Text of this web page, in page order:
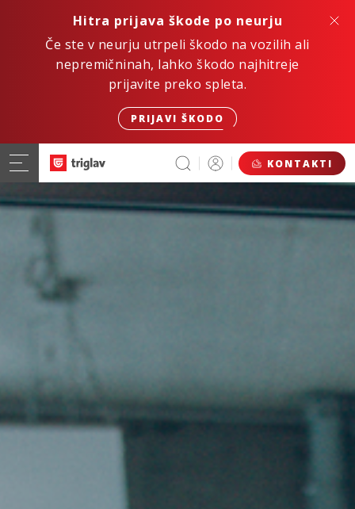
Hitra prijava škode po neurju
Če ste v neurju utrpeli škodo na vozilih ali
nepremičninah, lahko škodo najhitreje
prijavite preko spleta.
PRIJAVI ŠKODO
KONTAKTI